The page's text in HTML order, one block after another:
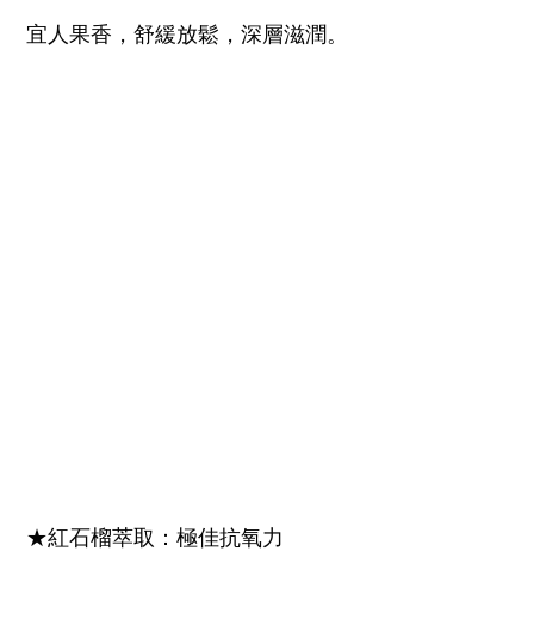
宜人果香，舒緩放鬆，深層滋潤。
★紅石榴萃取：極佳抗氧力